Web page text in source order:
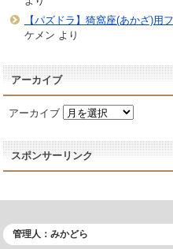
【パズドラ】猗窩座(あかざ)用
ケメン より
アーカイブ
アーカイブ
スポンサーリンク
管理人：みかどら